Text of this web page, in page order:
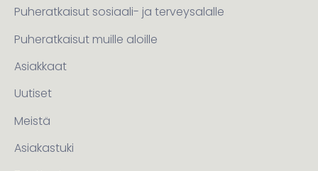
Puheratkaisut sosiaali- ja terveysalalle
Puheratkaisut muille aloille
Asiakkaat
Uutiset
Meistä
Asiakastuki